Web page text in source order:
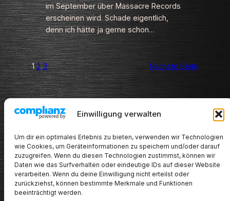
Einwilligung verwalten
Um dir ein optimales Erlebnis zu bieten, verwenden wir Technologien
wie Cookies, um Geräteinformationen zu speichern und/oder darauf
zuzugreifen. Wenn du diesen Technologien zustimmst, können wir
Daten wie das Surfverhalten oder eindeutige IDs auf dieser Website
verarbeiten. Wenn du deine Einwilligung nicht erteilst oder
zurückziehst, können bestimmte Merkmale und Funktionen
beeinträchtigt werden.
im September über Massacre Records
erscheinen wird. Schade eigentlich,
denn ich hätte ja gerne schon…
1 2 3 Nächste Seite
PARTNERS